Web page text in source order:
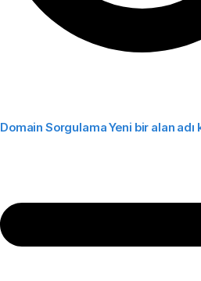
Domain SorgulamaYeni bir alan adı